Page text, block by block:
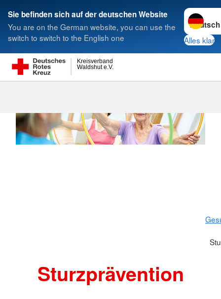
Sie befinden sich auf der deutschen Website
You are on the German website, you can use the
switch to switch to the English one
Sprache
Alles klar
Waldshut e.V.
Kreisverband
Suche
Sturzprävention